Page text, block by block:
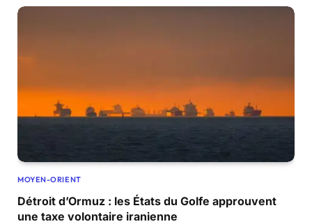
MOYEN-ORIENT
Détroit d’Ormuz : les États du Golfe approuvent
une taxe volontaire iranienne